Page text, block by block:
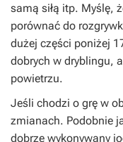
samą siłą itp. Myślę,
porównać do
dużej części poniżej
dobrych w dryblingu,
powietrzu.
Jeśli chodzi o grę w
zmianach. Podobnie
dobrze wykonywany